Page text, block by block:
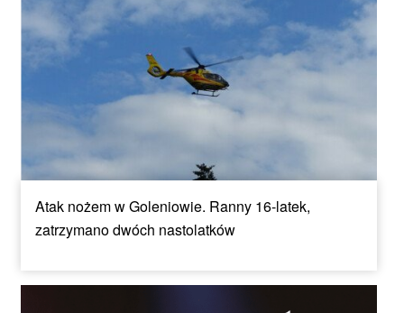
Atak nożem w Goleniowie. Ranny 16-latek,
zatrzymano dwóch nastolatków